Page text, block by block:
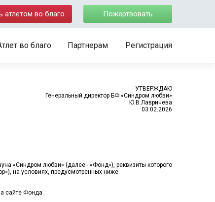
атлетом во благо Пожертвовать
во благо Партнерам Регистрация
УТВЕРЖДАЮ
Генеральный директор БФ «Синдром любви»
Ю.В.Лавричева
03.02.2026
«Синдром любви» (далее - «Фонд»), реквизиты которого
на условиях, предусмотренных ниже.
сайте Фонда.